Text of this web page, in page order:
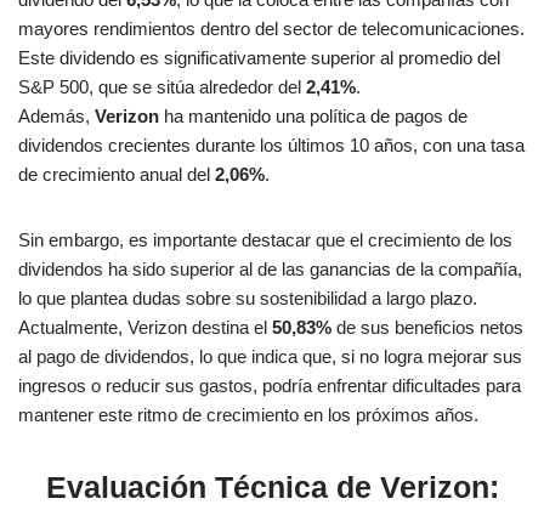
mayores rendimientos dentro del sector de telecomunicaciones​.
Este dividendo es significativamente superior al promedio del
S&P 500, que se sitúa alrededor del 2,41%.
Además, Verizon ha mantenido una política de pagos de
dividendos crecientes durante los últimos 10 años, con una tasa
de crecimiento anual del 2,06%.
Sin embargo, es importante destacar que el crecimiento de los
dividendos ha sido superior al de las ganancias de la compañía,
lo que plantea dudas sobre su sostenibilidad a largo plazo.
Actualmente, Verizon destina el 50,83% de sus beneficios netos
al pago de dividendos, lo que indica que, si no logra mejorar sus
ingresos o reducir sus gastos, podría enfrentar dificultades para
mantener este ritmo de crecimiento en los próximos años​.
Evaluación Técnica de Verizon: